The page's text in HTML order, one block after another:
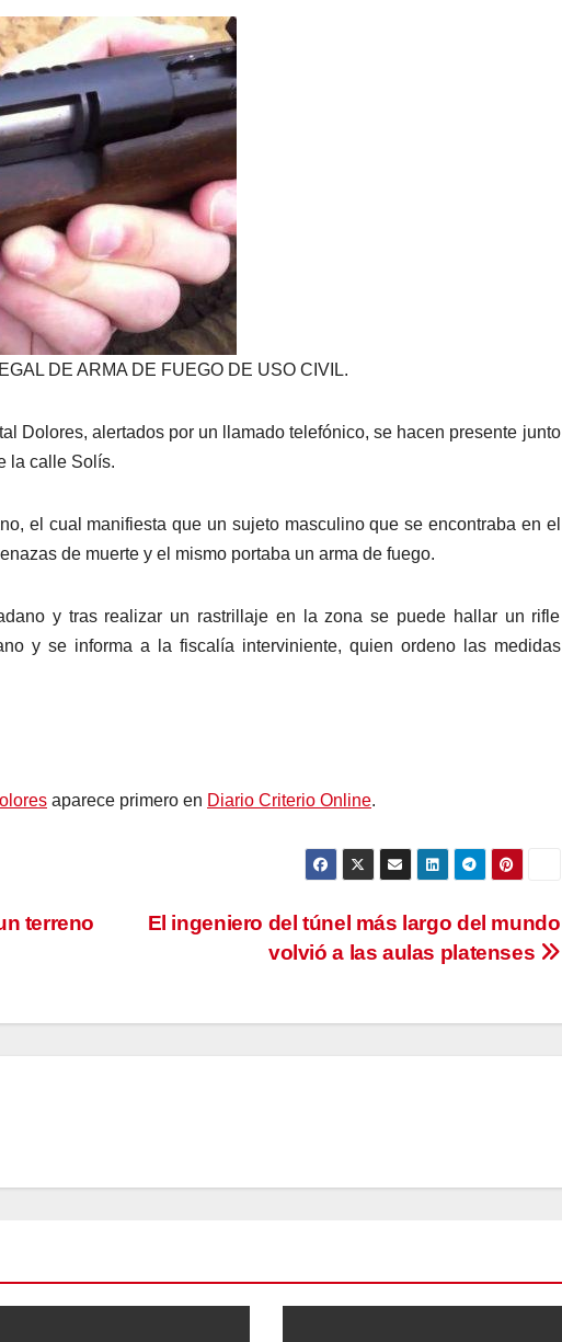
DE ARMA DE FUEGO DE USO CIVIL.
Dolores, alertados por un llamado telefónico, se hacen presente junto
la calle Solís.
el cual manifiesta que un sujeto masculino que se encontraba en el
de muerte y el mismo portaba un arma de fuego.
y tras realizar un rastrillaje en la zona se puede hallar un rifle
y se informa a la fiscalía interviniente, quien ordeno las medidas
aparece primero en Diario Criterio Online.
El ingeniero del túnel más largo del mundo
volvió a las aulas platenses
terreno